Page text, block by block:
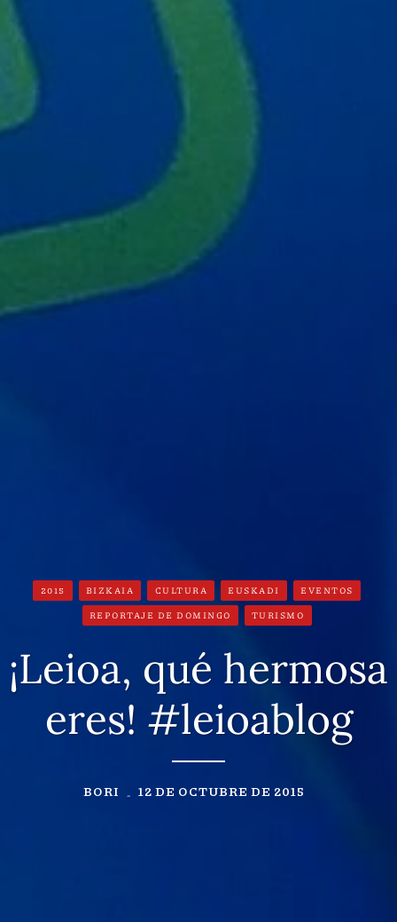
2015 BIZKAIA CULTURA EUSKADI EVENTOS
REPORTAJE DE DOMINGO TURISMO
¡Leioa, qué hermosa
eres! #leioablog
BORI 12 DE OCTUBRE DE 2015